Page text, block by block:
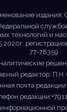
издания:
технологий и
77-78359
редактор: П.Н.
почта редакции: